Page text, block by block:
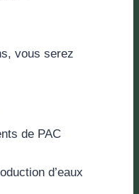
vous serez
de PAC
d’eaux